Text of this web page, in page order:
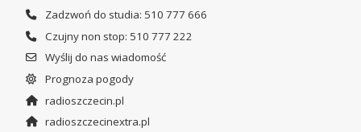
Zadzwoń do studia: 510 777 666
Czujny non stop: 510 777 222
Wyślij do nas wiadomość
Prognoza pogody
radioszczecin.pl
radioszczecinextra.pl